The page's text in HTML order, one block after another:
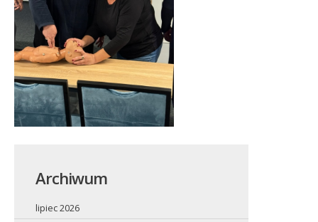
Archiwum
lipiec 2026